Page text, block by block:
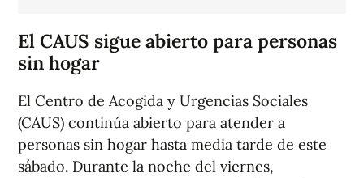
El CAUS sigue abierto para personas
sin hogar
El Centro de Acogida y Urgencias Sociales
(CAUS) continúa abierto para atender a
personas sin hogar hasta media tarde de este
sábado. Durante la noche del viernes,